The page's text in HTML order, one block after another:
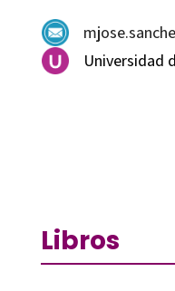
Universidad
Libros